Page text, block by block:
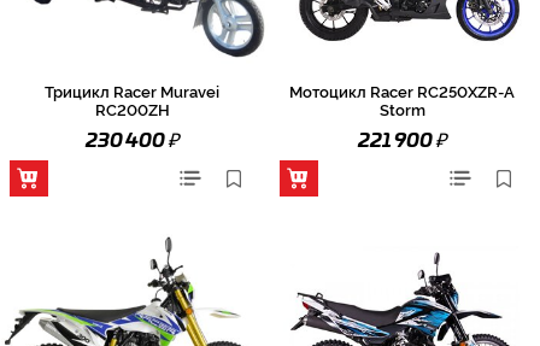
Трицикл Racer Muravei
RC200ZH
230 400₽
Мотоцикл Racer RC250XZR-A
Storm
221 900₽